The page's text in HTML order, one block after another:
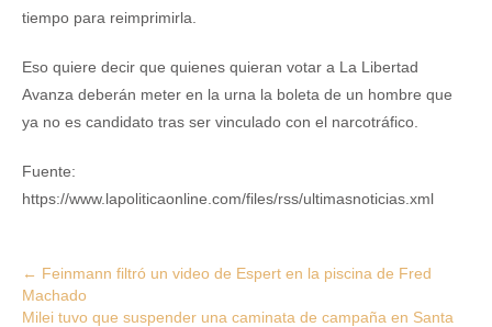
tiempo para reimprimirla.
Eso quiere decir que quienes quieran votar a La Libertad
Avanza deberán meter en la urna la boleta de un hombre que
ya no es candidato tras ser vinculado con el narcotráfico.
Fuente:
https://www.lapoliticaonline.com/files/rss/ultimasnoticias.xml
Post
navigation
← Feinmann filtró un video de Espert en la piscina de Fred
Machado
Milei tuvo que suspender una caminata de campaña en Santa